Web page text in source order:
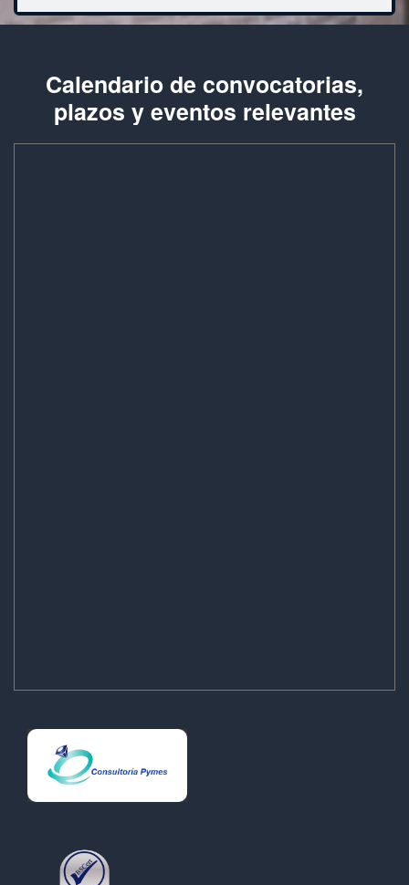
Calendario de convocatorias,
plazos y eventos relevantes